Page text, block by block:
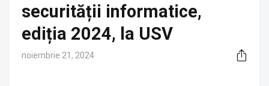
securității informatice,
ediția 2024, la USV
noiembrie 21, 2024